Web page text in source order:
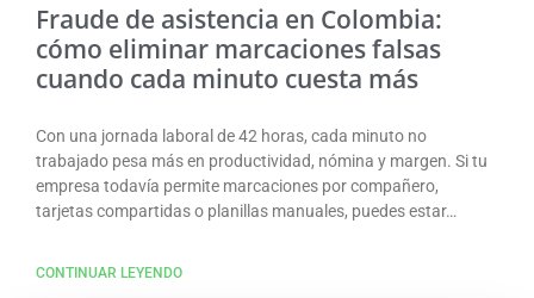
Fraude de asistencia en Colombia:
cómo eliminar marcaciones falsas
cuando cada minuto cuesta más
Con una jornada laboral de 42 horas, cada minuto no
trabajado pesa más en productividad, nómina y margen. Si tu
empresa todavía permite marcaciones por compañero,
tarjetas compartidas o planillas manuales, puedes estar…
CONTINUAR LEYENDO